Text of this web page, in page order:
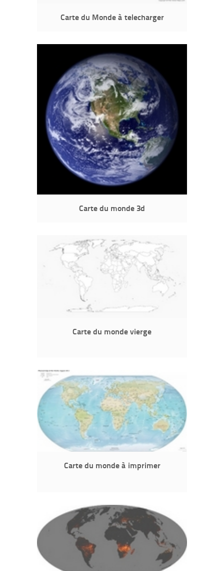
Carte du Monde à telecharger
Carte du monde 3d
Carte du monde vierge
Carte du monde à imprimer